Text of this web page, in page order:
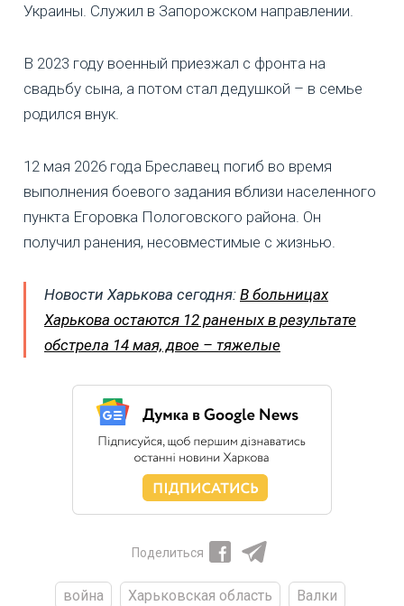
Украины. Служил в Запорожском направлении.
В 2023 году военный приезжал с фронта на
свадьбу сына, а потом стал дедушкой – в семье
родился внук.
12 мая 2026 года Бреславец погиб во время
выполнения боевого задания вблизи населенного
пункта Егоровка Пологовского района. Он
получил ранения, несовместимые с жизнью.
Новости Харькова сегодня: В больницах
Харькова остаются 12 раненых в результате
обстрела 14 мая, двое – тяжелые
Поделиться
война Харьковская область
Валки